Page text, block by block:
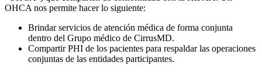
OHCA nos permite hacer lo siguiente:
Brindar servicios de atención médica de forma conjunta
dentro del Grupo médico de CirrusMD.
Compartir PHI de los pacientes para respaldar las operaciones
conjuntas de las entidades participantes.